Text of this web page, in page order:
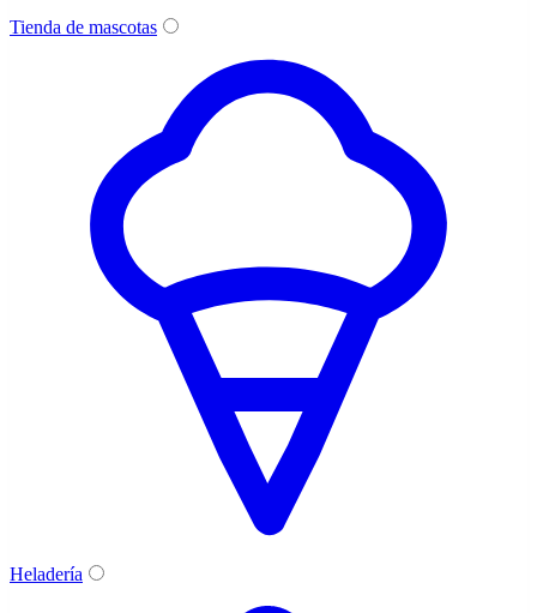
Tienda de mascotas
Heladería